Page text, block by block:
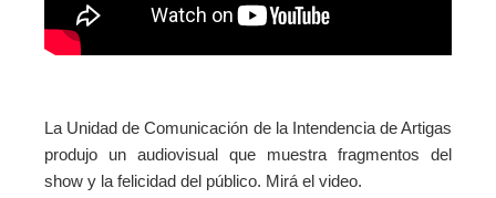
La Unidad de Comunicación de la Intendencia de Artigas
produjo un audiovisual que muestra fragmentos del
show y la felicidad del público. Mirá el video.